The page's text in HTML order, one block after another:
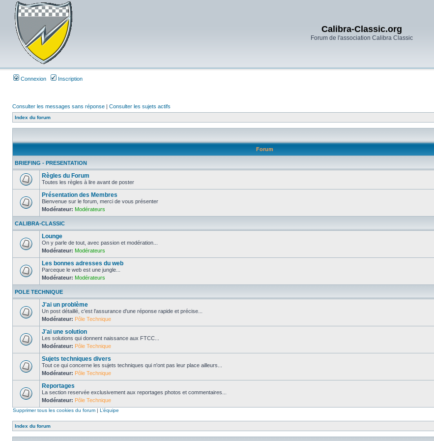
Calibra-Classic.org
Forum de l'association Calibra Classic
Connexion Inscription
Consulter les messages sans réponse | Consulter les sujets actifs
Index du forum
Forum
BRIEFING - PRESENTATION
Règles du Forum
Toutes les règles à lire avant de poster
Présentation des Membres
Bienvenue sur le forum, merci de vous présenter
Modérateur: Modérateurs
CALIBRA-CLASSIC
Lounge
On y parle de tout, avec passion et modération...
Modérateur: Modérateurs
Les bonnes adresses du web
Parceque le web est une jungle...
Modérateur: Modérateurs
POLE TECHNIQUE
J'ai un problème
Un post détaillé, c'est l'assurance d'une réponse rapide et précise...
Modérateur: Pôle Technique
J'ai une solution
Les solutions qui donnent naissance aux FTCC...
Modérateur: Pôle Technique
Sujets techniques divers
Tout ce qui concerne les sujets techniques qui n'ont pas leur place ailleurs...
Modérateur: Pôle Technique
Reportages
La section reservée exclusivement aux reportages photos et commentaires...
Modérateur: Pôle Technique
Supprimer tous les cookies du forum | L’équipe
Index du forum